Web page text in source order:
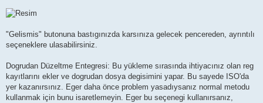
"Gelismis" butonuna bastıgınızda karsınıza gelecek pencereden, ayrıntılı
seçeneklere ulasabilirsiniz.
Dogrudan Düzeltme Entegresi: Bu yükleme sırasında ihtiyacınız olan reg
kayıtlarını ekler ve dogrudan dosya degisimini yapar. Bu sayede ISO'da
yer kazanırsınız. Eger daha önce problem yasadıysanız normal metodu
kullanmak için bunu isaretlemeyin. Eger bu seçenegi kullanırsanız,